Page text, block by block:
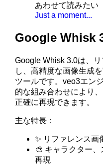
あわせて読みたい
Just a moment...
Google Whisk
Google Whisk 3.0は、
し、高精度な画像生成
ツールです。veo3エン
的な組み合わせにより
正確に再現できます。
主な特長：
✨ リファレンス画
🎨 キャラクター
再現